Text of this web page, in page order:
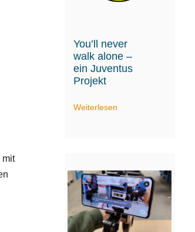
mit
You’ll never
walk alone –
ein Juventus
Projekt
Weiterlesen